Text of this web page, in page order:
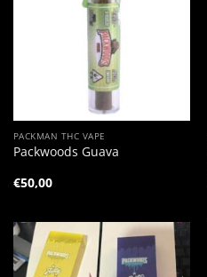
PACKMAN THC VAPE
Packwoods Guava
€50,00